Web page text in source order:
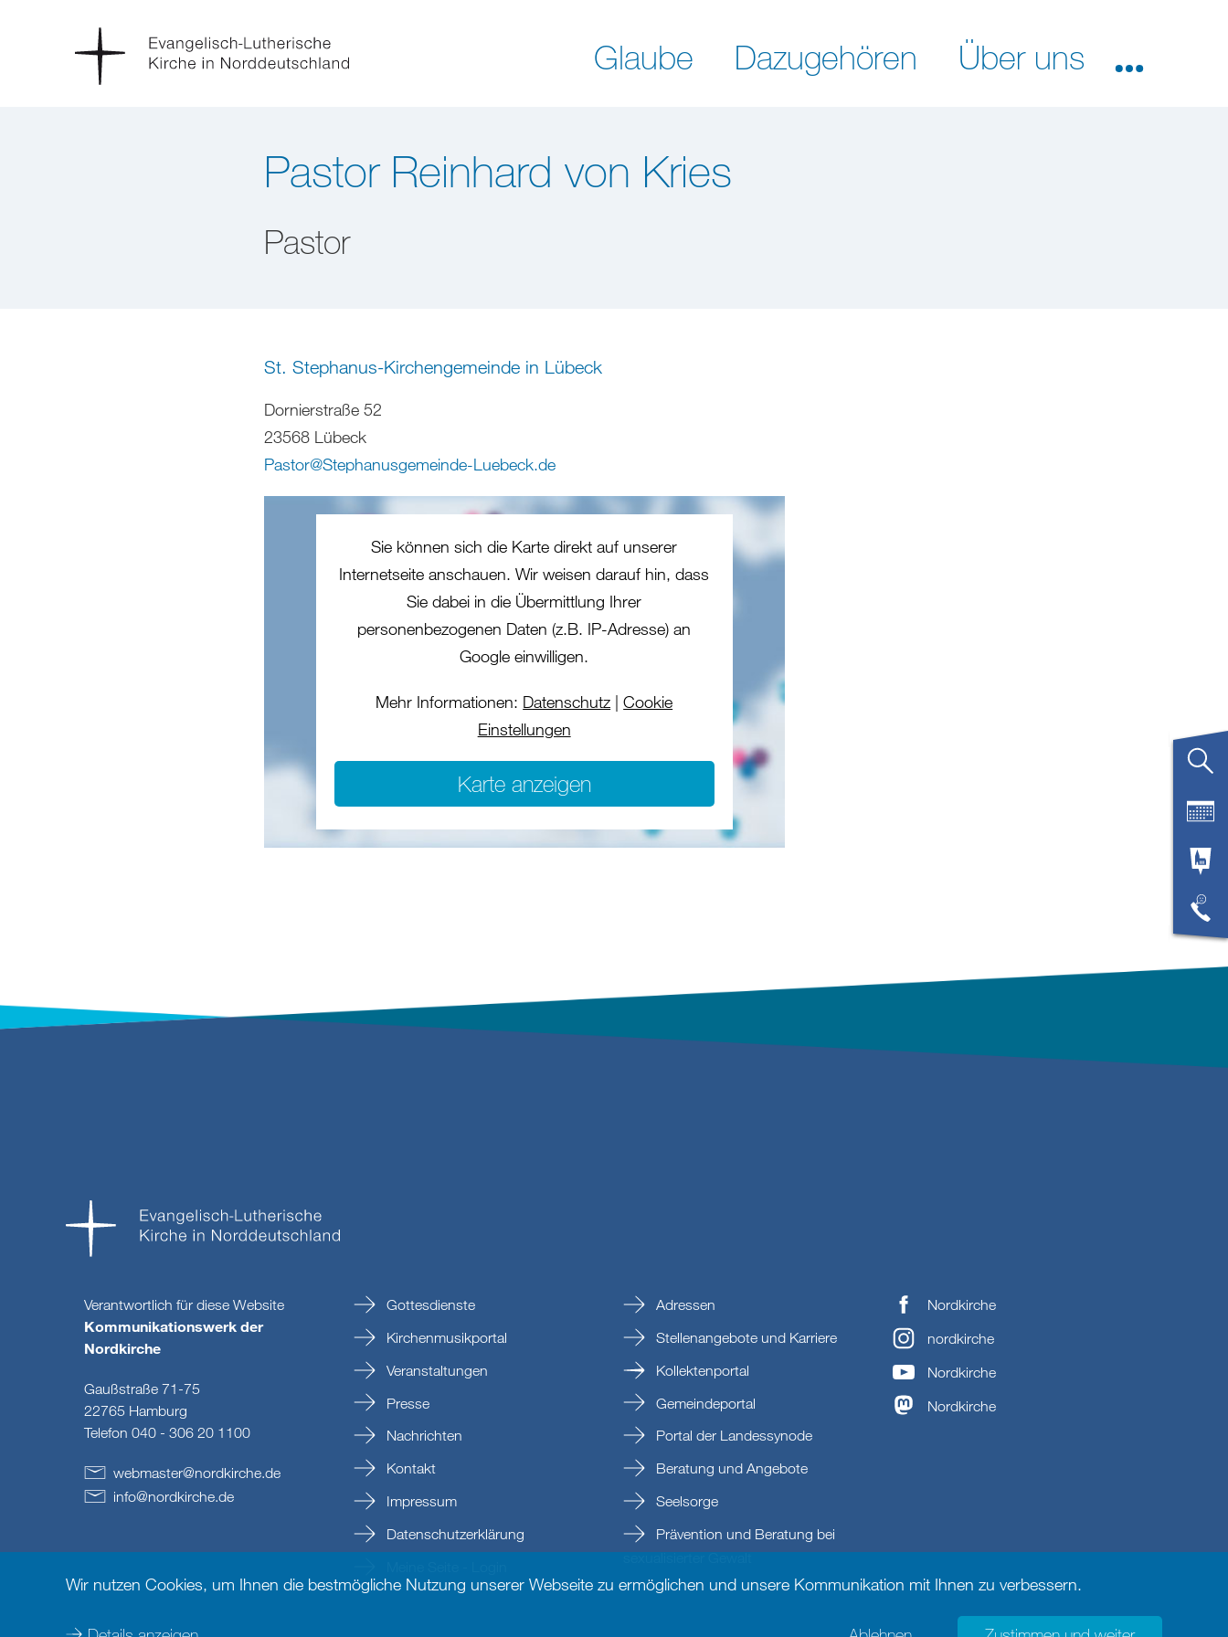
Glaube Dazugehören Über uns
Pastor Reinhard von Kries
Pastor
St. Stephanus-Kirchengemeinde in Lübeck
Dornierstraße 52
23568 Lübeck
Pastor@Stephanusgemeinde-Luebeck.de
Sie können sich die Karte direkt auf unserer
Internetseite anschauen. Wir weisen darauf hin, dass
Sie dabei in die Übermittlung Ihrer
personenbezogenen Daten (z.B. IP-Adresse) an
Google einwilligen.
Mehr Informationen: Datenschutz |Cookie
Einstellungen
Karte anzeigen
Verantwortlich für diese Website
Kommunikationswerk der
Nordkirche
Gaußstraße 71-75
22765 Hamburg
Telefon 040 - 306 20 1100
webmaster@nordkirche.de
info@nordkirche.de
Gottesdienste
Kirchenmusikportal
Veranstaltungen
Presse
Nachrichten
Kontakt
Impressum
Datenschutzerklärung
Adressen
Stellenangebote und Karriere
Kollektenportal
Gemeindeportal
Portal der Landessynode
Beratung und Angebote
Seelsorge
Prävention und Beratung bei
sexualisierter Gewalt
Nordkirche
nordkirche
Nordkirche
Nordkirche
Wir nutzen Cookies, um Ihnen die bestmögliche Nutzung unserer Webseite zu ermöglichen und unsere Kommunikation mit Ihnen zu verbessern.